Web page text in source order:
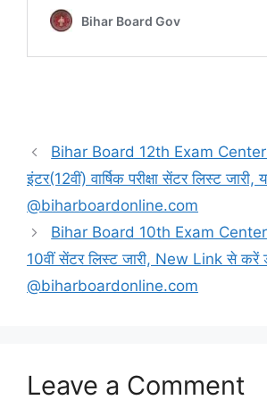
Bihar Board 12th Exam
इंटर(12वीं) वार्षिक परीक्षा सेंटर लिस्ट
@biharboardonline.com
Bihar Board 10th Exam
10वीं सेंटर लिस्ट जारी, New Link से करें
@biharboardonline.com
Leave a Comment